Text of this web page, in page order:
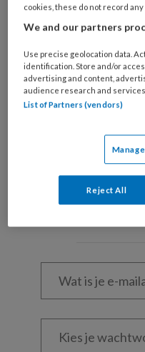
Foto: José Goes
Ik
Wil je
Maak gratis
artikelen
Wat
Kies
cookies, these do not record any
We and our partners
Use precise geolocation data.
identification. Store and/or
advertising and content,
audience research and
List of Partners (vendors)
Reject All